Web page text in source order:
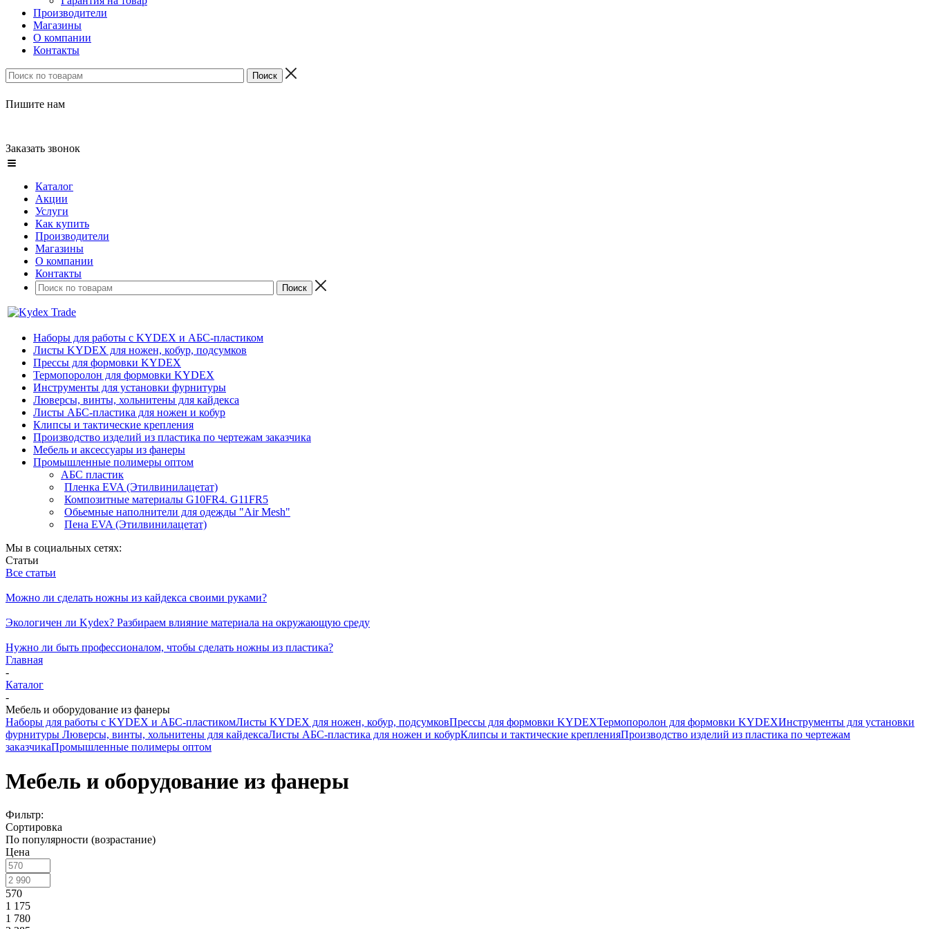
Производители
Магазины
О компании
Контакты
Пишите нам
Заказать звонок
Каталог
Акции
Услуги
Как купить
Производители
Магазины
О компании
Контакты
Наборы для работы с KYDEX и АБС-пластиком
Листы KYDEX для ножен, кобур, подсумков
Прессы для формовки KYDEX
Термопоролон для формовки KYDEX
Инструменты для установки фурнитуры
Люверсы, винты, хольнитены для кайдекса
Листы АБС-пластика для ножен и кобур
Клипсы и тактические крепления
Производство изделий из пластика по чертежам заказчика
Мебель и аксессуары из фанеры
Промышленные полимеры оптом
АБС пластик
Пленка EVA (Этилвинилацетат)
Композитные материалы G10FR4. G11FR5
Обьемные наполнители для одежды "Air Mesh"
Пена EVA (Этилвинилацетат)
Мы в социальных сетях:
Статьи
Все статьи
Можно ли сделать ножны из кайдекса своими руками?
Экологичен ли Kydex? Разбираем влияние материала на окружающую среду
Нужно ли быть профессионалом, чтобы сделать ножны из пластика?
Главная
-
Каталог
-
Мебель и оборудование из фанеры
Наборы для работы с KYDEX и АБС-пластикомЛисты KYDEX для ножен, кобур, подсумковПрессы для формовки KYDEXТермопоролон для формовки KYDEXИнструменты для установки
фурнитуры Люверсы, винты, хольнитены для кайдексаЛисты АБС-пластика для ножен и кобурКлипсы и тактические крепленияПроизводство изделий из пластика по чертежам
заказчикаПромышленные полимеры оптом
Мебель и оборудование из фанеры
Фильтр:
Сортировка
По популярности (возрастание)
Цена
570
1 175
1 780